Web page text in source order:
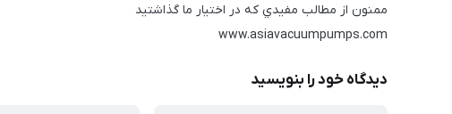
ممنون از مطالب مفيدي که در اختيار ما گذاشتيد
www.asiavacuumpumps.com
دیدگاه خود را بنویسید